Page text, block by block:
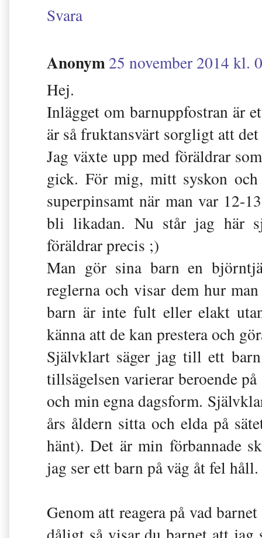
Svara
Anonym25 november 2014 kl.
Hej.
Inlägget om barnuppfostran är
är så fruktansvärt sorgligt att
Jag växte upp med föräldrar
gick. För mig, mitt syskon
superpinsamt när man var 12-
bli likadan. Nu står jag här
föräldrar precis ;)
Man gör sina barn en
reglerna och visar dem hur
barn är inte fult eller elakt
känna att de kan prestera och
Självklart säger jag till ett
tillsägelsen varierar beroende
och min egna dagsform.
års åldern sitta och elda på
hänt). Det är min förbannade
jag ser ett barn på väg åt fel
Genom att reagera på vad